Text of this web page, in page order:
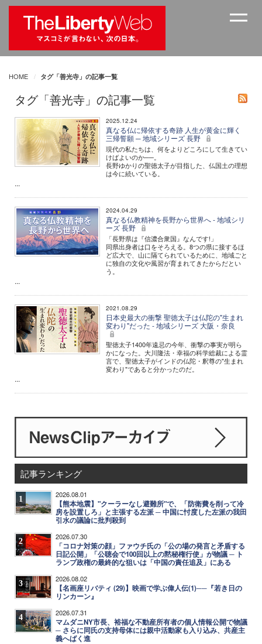
HOME タグ「善光寺」の記事一覧
タグ「善光寺」の記事一覧
2025.12.24
真なる仏に帰依する奇跡 人生が黄金に輝く
三帰誓願 ─ 地域シリーズ 長野
現代の私たちは、何をよりどころにして生きてい
けばよいのか──。
長野ゆかりの聖徳太子が目指した、仏国土の理想
は今に続いている。
...
2024.04.29
真なる仏教精神を長野から世界へ - 地域シリ
ーズ 長野
「長野県は『信濃合衆国』なんです!」
同県出身者は口をそろえる。8つの県に接するほ
ど広大で、山に隔てられているために、地域ごと
に独自の文化や風習が育まれてきたからだとい
う。
...
2021.08.29
日本史最大の衝撃 聖徳太子は仏陀の"生まれ
変わり"だった - 地域シリーズ 大阪・奈良
聖徳太子1400年遠忌の今年、衝撃の事実が明ら
かになった。大川隆法・幸福の科学総裁による霊
言で、聖徳太子がインドの仏陀・釈尊の"生まれ
変わり"であると分かったのだ。
...
記事ランキング
1 2026.08.01
【熊本地震】"クーラーなし避難所"で、「防衛費を削って冷
房を設置しろ」と主張する左派 ─ 中国に忖度した左派の我田
引水の議論に批判殺到
2 2026.07.30
「コロナ対策の顔」ファウチ氏の「公の場の発言と矛盾する
日記公開」「公聴会で100回以上の黙秘権行使」が物議 ─ ト
ランプ政権の最終的な狙いは「中国の責任追及」にある
3 2026.08.02
【名画座リバティ (29)】映画で学ぶ偉人伝(1)──『若き日の
リンカーン』
4 2026.07.31
マムダニNY市長、裕福な不動産所有者の個人情報公開で物議
─ さらに同氏の支持母体には親中活動家も入り込み、共産主
義へばく進